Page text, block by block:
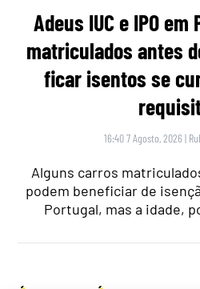
Adeus IUC e IPO
matriculados antes
ficar isentos se
16:40 7 Agosto, 2026 |
Alguns carros
podem beneficiar de
Portugal, mas a idade,